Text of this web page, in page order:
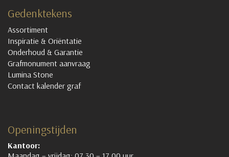
Gedenktekens
Assortiment
Inspiratie & Oriëntatie
Onderhoud & Garantie
Grafmonument aanvraag
Lumina Stone
Contact kalender graf
Openingstijden
Kantoor: